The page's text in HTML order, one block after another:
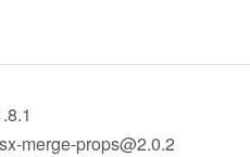
merge-props@2.0.2